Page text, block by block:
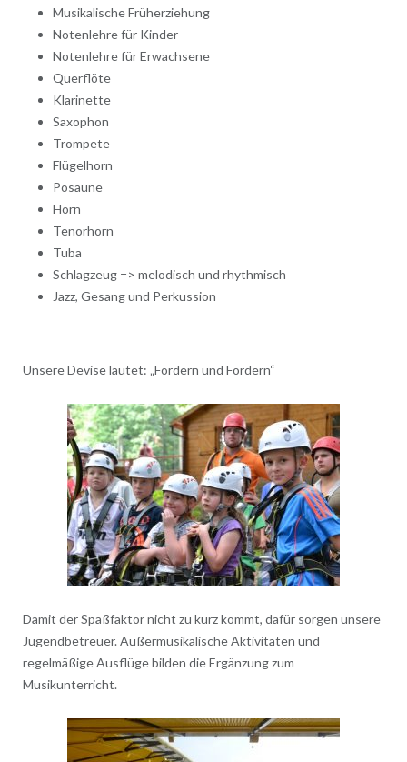
Musikalische Früherziehung
Notenlehre für Kinder
Notenlehre für Erwachsene
Querflöte
Klarinette
Saxophon
Trompete
Flügelhorn
Posaune
Horn
Tenorhorn
Tuba
Schlagzeug => melodisch und rhythmisch
Jazz, Gesang und Perkussion
Unsere Devise lautet: „Fordern und Fördern“
Damit der Spaßfaktor nicht zu kurz kommt, dafür sorgen unsere
Jugendbetreuer. Außermusikalische Aktivitäten und
regelmäßige Ausflüge bilden die Ergänzung zum
Musikunterricht.